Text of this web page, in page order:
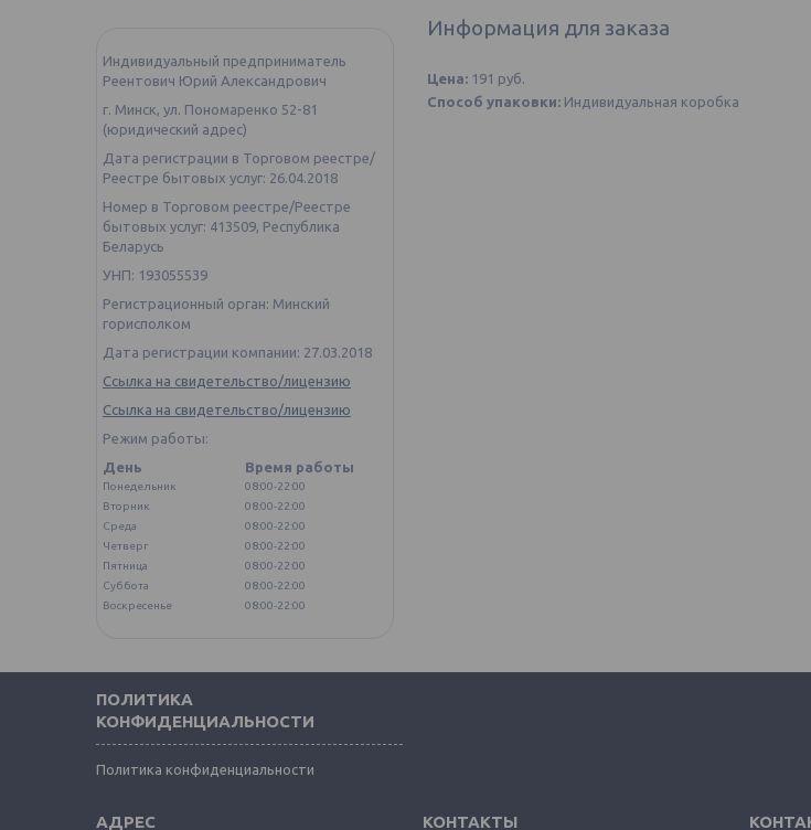
Информация для заказа
Цена: 191 руб.
Способ упаковки: Индивидуальная коробка
Индивидуальный предприниматель
Реентович Юрий Александрович
г. Минск, ул. Пономаренко 52-81
(юридический адрес)
Дата регистрации в Торговом реестре/
Реестре бытовых услуг: 26.04.2018
Номер в Торговом реестре/Реестре
бытовых услуг: 413509, Республика
Беларусь
УНП: 193055539
Регистрационный орган: Минский
горисполком
Дата регистрации компании: 27.03.2018
Ссылка на свидетельство/лицензию
Ссылка на свидетельство/лицензию
Режим работы:
День
Время работы
Понедельник
08:00-22:00
Вторник
08:00-22:00
Среда
08:00-22:00
Четверг
08:00-22:00
Пятница
08:00-22:00
Суббота
08:00-22:00
Воскресенье
08:00-22:00
ПОЛИТИКА
КОНФИДЕНЦИАЛЬНОСТИ
Политика конфиденциальности